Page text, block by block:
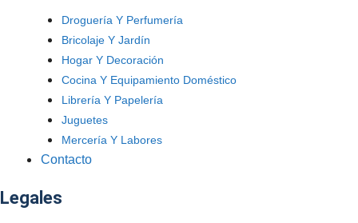
Droguería Y Perfumería
Bricolaje Y Jardín
Hogar Y Decoración
Cocina Y Equipamiento Doméstico
Librería Y Papelería
Juguetes
Mercería Y Labores
Contacto
Legales